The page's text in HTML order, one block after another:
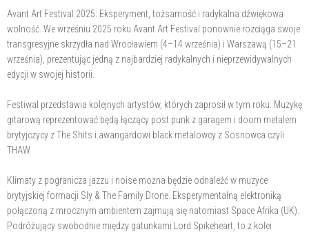
Avant Art Festival 2025: Eksperyment, tożsamość i radykalna dźwiękowa
wolność. We wrześniu 2025 roku Avant Art Festival ponownie rozciąga swoje
transgresyjne skrzydła nad Wrocławiem (4–14 września) i Warszawą (15–21
września), prezentując jedną z najbardziej radykalnych i nieprzewidywalnych
edycji w swojej historii.
Festiwal przedstawia kolejnych artystów, których zaprosił w tym roku. Muzykę
gitarową reprezentować będą łączący post punk z garagem i doom metalem
brytyjczycy z The Shits i awangardowi black metalowcy z Sosnowca czyli
THAW.
Klimaty z pogranicza jazzu i noise można będzie odnaleźć w muzyce
brytyjskiej formacji Sly & The Family Drone. Eksperymentalną elektroniką
połączoną z mrocznym ambientem zajmują się natomiast Space Afrika (UK).
Podróżujący swobodnie między gatunkami Lord Spikeheart, to z kolei